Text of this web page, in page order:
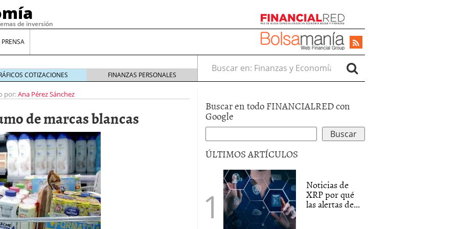
de inversión
¿Por qué el Préstamo Promotor privado
12 de diciembre de 2025
aprovechar esta opción para gestionar tus
de 2025
es una decisión financiera: cómo anticiparte
COTIZACIONES FINANZAS PERSONALES
Buscar en:
por:Ana Pérez Sánchez
de marcas blancas
Buscar en todo FINANCIALRED con
Google
ÚLTIMOS ARTÍCULOS
Noticias de
XRP por qué
las alertas de...